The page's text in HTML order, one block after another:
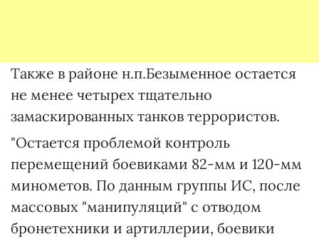
Также в районе н.п.Безыменное остается
не менее четырех тщательно
замаскированных танков террористов.
"Остается проблемой контроль
перемещений боевиками 82-мм и 120-мм
минометов. По данным группы ИС, после
массовых "манипуляций" с отводом
бронетехники и артиллерии, боевики